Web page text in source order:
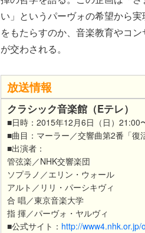
い」というパーヴォの希望から
をもたらすのか、音楽教育やコ
が交わされる。
放送情報
クラシック音楽館（Eテレ）
■日時：2015年12月6日（日）21:00
■曲目：マーラー／交響曲第2番「復
■出演者：
管弦楽／NHK交響楽団
ソプラノ／エリン・ウォール
アルト／リリ・パーシキヴィ
合 唱／東京音楽大学
指 揮／パーヴォ・ヤルヴィ
■公式サイト： http://www4.nhk.or.jp/